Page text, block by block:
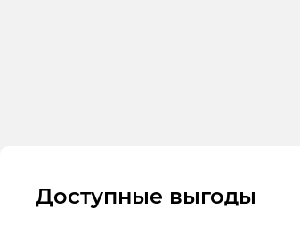
Доступные выгоды